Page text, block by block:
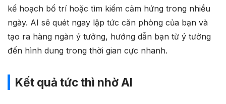
kế hoạch bố trí hoặc tìm kiếm cảm hứng trong nhiều
ngày. AI sẽ quét ngay lập tức căn phòng của bạn và
tạo ra hàng ngàn ý tưởng, hướng dẫn bạn từ ý tưởng
đến hình dung trong thời gian cực nhanh.
Kết quả tức thì nhờ AI